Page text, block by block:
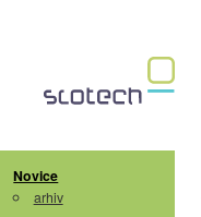
Novice
arhiv